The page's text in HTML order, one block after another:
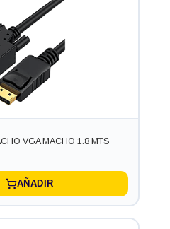
VGA MACHO 1.8 MTS
AÑADIR